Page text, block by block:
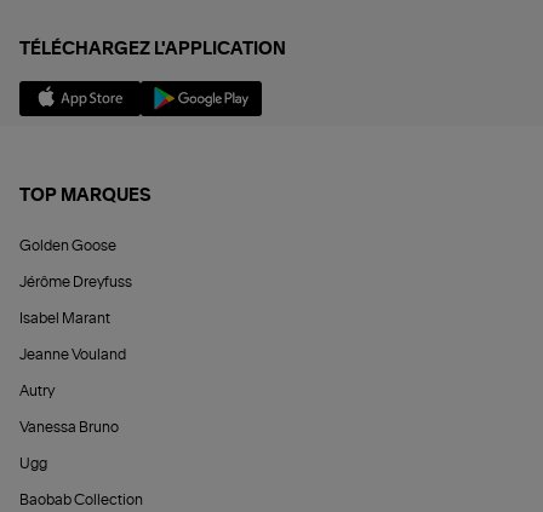
TÉLÉCHARGEZ L'APPLICATION
TOP MARQUES
Golden Goose
Jérôme Dreyfuss
Isabel Marant
Jeanne Vouland
Autry
Vanessa Bruno
Ugg
Baobab Collection